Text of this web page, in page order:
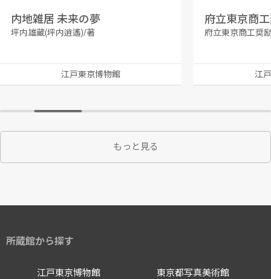
内地雑居 未来の夢
坪内雄蔵(坪内逍遙)/著
江戸東京博物館
府立東京商工奨
江
もっと見る
所蔵館から探す
江戸東京博物館 東京都写真美術館